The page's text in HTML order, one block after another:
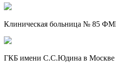
Клиническая больница № 85
ГКБ имени С.С.Юдина в Москве